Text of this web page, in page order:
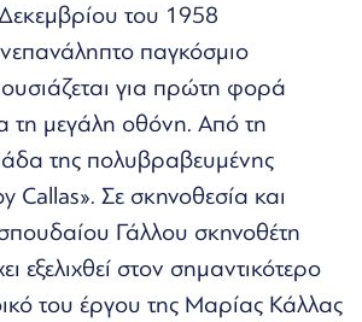
του 1958
παγκόσμιο
για πρώτη φορά
τη μεγάλη οθόνη. Από τη
της πολυβραβευμένης
Callas». Σε σκηνοθεσία και
Γάλλου σκηνοθέτη
εξελιχθεί στον σημαντικότερο
του έργου της Μαρίας Κάλλας